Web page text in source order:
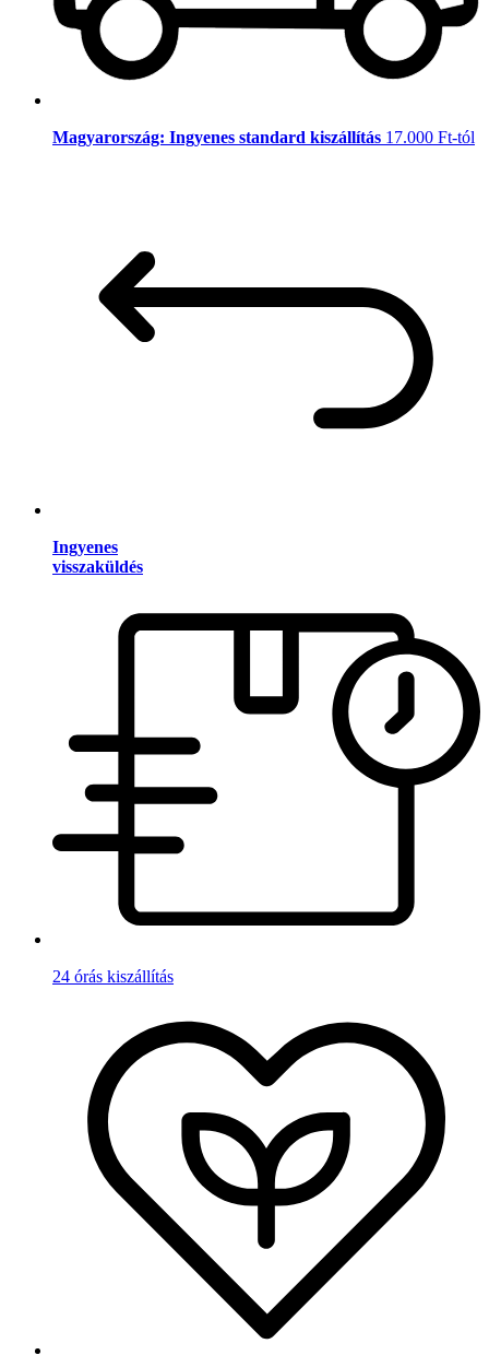
Magyarország: Ingyenes standard kiszállítás 17.000 Ft-tól
Ingyenes
visszaküldés
24 órás kiszállítás